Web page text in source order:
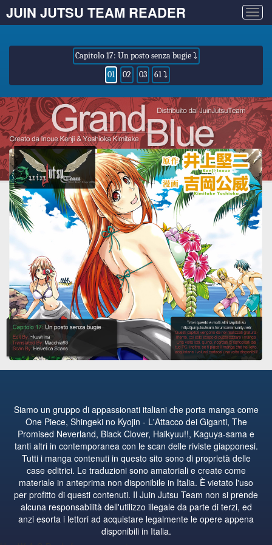
JUIN JUTSU TEAM READER
Capitolo 17: Un posto senza bugie ⤵
01
02 03 61 ⤵
Siamo un gruppo di appassionati italiani che porta manga come
One Piece, Shingeki no Kyojin - L'Attacco dei Giganti, The
Promised Neverland, Black Clover, Haikyuu!!, Kaguya-sama e
tanti altri in contemporanea con le scan delle riviste giapponesi.
Tutti i manga contenuti in questo sito sono di proprietà delle
case editrici. Le traduzioni sono amatoriali e create come
materiale in anteprima non disponibile in Italia. È vietato l'uso
per profitto di questi contenuti. Il Juin Jutsu Team non si prende
alcuna responsabilità dell'utilizzo illegale da parte di terzi, ed
anzi esorta i lettori ad acquistare legalmente le opere appena
disponibili in Italia.